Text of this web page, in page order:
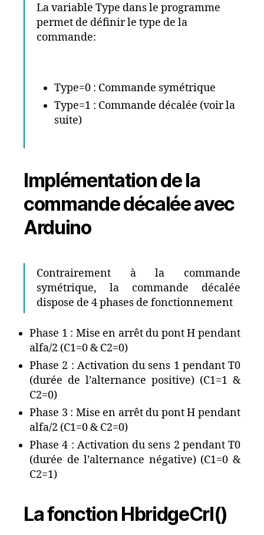
La variable Type dans le programme
permet de définir le type de la
commande:
Type=0 : Commande symétrique
Type=1 : Commande décalée (voir la
suite)
Implémentation de la
commande décalée avec
Arduino
Contrairement à la commande
symétrique, la commande décalée
dispose de 4 phases de fonctionnement
Phase 1 : Mise en arrêt du pont H pendant
alfa/2 (C1=0 & C2=0)
Phase 2 : Activation du sens 1 pendant T0
(durée de l’alternance positive) (C1=1 &
C2=0)
Phase 3 : Mise en arrêt du pont H pendant
alfa/2 (C1=0 & C2=0)
Phase 4 : Activation du sens 2 pendant T0
(durée de l’alternance négative) (C1=0 &
C2=1)
La fonction HbridgeCrl()